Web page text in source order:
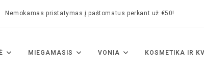
Nemokamas pristatymas į paštomatus perkant už €50!
MIEGAMASIS VONIA KOSMETIKA IR